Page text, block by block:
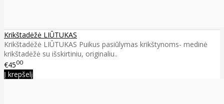
Krikštadėžė LIŪTUKAS
Krikštadėžė LIŪTUKAS Puikus pasiūlymas krikštynoms- medinė
krikštadėžė su išskirtiniu, originaliu..
€4500
Į krepšelį